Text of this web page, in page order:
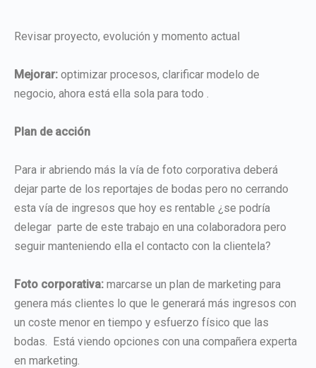
Revisar proyecto, evolución y momento actual
Mejorar: optimizar procesos, clarificar modelo de
negocio, ahora está ella sola para todo .
Plan de acción
Para ir abriendo más la vía de foto corporativa deberá
dejar parte de los reportajes de bodas pero no cerrando
esta vía de ingresos que hoy es rentable ¿se podría
delegar parte de este trabajo en una colaboradora pero
seguir manteniendo ella el contacto con la clientela?
Foto corporativa: marcarse un plan de marketing para
genera más clientes lo que le generará más ingresos con
un coste menor en tiempo y esfuerzo físico que las
bodas. Está viendo opciones con una compañera experta
en marketing.